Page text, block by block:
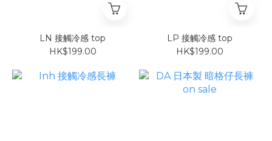
LN 接觸冷感 top
HK$199.00
LP 接觸冷感 top
HK$199.00